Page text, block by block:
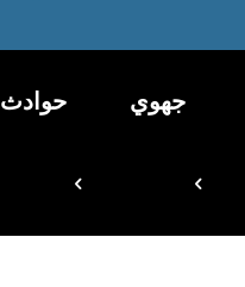
جهوي حوادث